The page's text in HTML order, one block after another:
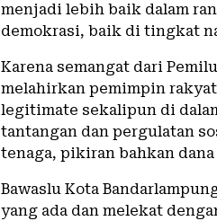
menjadi lebih baik dalam
demokrasi, baik di tingkat
Karena semangat dari
melahirkan pemimpin
legitimate sekalipun di
tantangan dan pergulatan
tenaga, pikiran bahkan
Bawaslu Kota
yang ada dan melekat